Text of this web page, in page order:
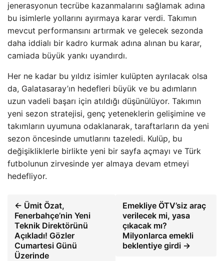
jenerasyonun tecrübe kazanmalarını sağlamak adına
bu isimlerle yollarını ayırmaya karar verdi. Takımın
mevcut performansını artırmak ve gelecek sezonda
daha iddialı bir kadro kurmak adına alınan bu karar,
camiada büyük yankı uyandırdı.
Her ne kadar bu yıldız isimler kulüpten ayrılacak olsa
da, Galatasaray’ın hedefleri büyük ve bu adımların
uzun vadeli başarı için atıldığı düşünülüyor. Takımın
yeni sezon stratejisi, genç yeteneklerin gelişimine ve
takımların uyumuna odaklanarak, taraftarların da yeni
sezon öncesinde umutlarını tazeledi. Kulüp, bu
değişikliklerle birlikte yeni bir sayfa açmayı ve Türk
futbolunun zirvesinde yer almaya devam etmeyi
hedefliyor.
← Ümit Özat,
Fenerbahçe’nin Yeni
Teknik Direktörünü
Açıkladı! Gözler
Cumartesi Günü
Üzerinde
Emekliye ÖTV’siz araç
verilecek mi, yasa
çıkacak mı?
Milyonlarca emekli
beklentiye girdi →